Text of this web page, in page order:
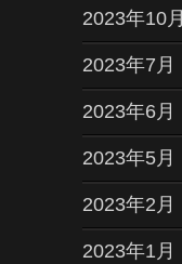
2023年10月
2023年7月
2023年6月
2023年5月
2023年2月
2023年1月